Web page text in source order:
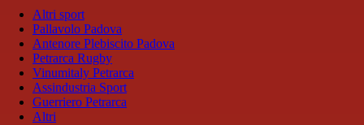
Altri sport
Pallavolo Padova
Antenore Plebiscito Padova
Petrarca Rugby
Vinumitaly Petrarca
Assindustria Sport
Guerriero Petrarca
Altri